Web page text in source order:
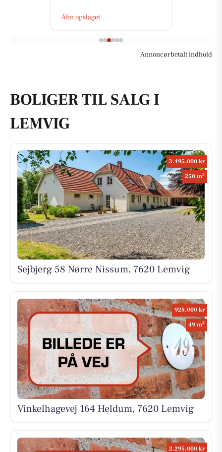
Åbn opslaget
Annoncørbetalt indhold
BOLIGER TIL SALG I
LEMVIG
3.495.000 kr
250 m2
Sejbjerg 58 Nørre Nissum, 7620 Lemvig
928.000 kr
49 m2
Vinkelhagevej 164 Heldum, 7620 Lemvig
2.295.000 kr